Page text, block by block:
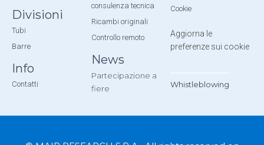
Divisioni
Tubi
Barre
Info
Contatti
consulenza tecnica
Ricambi originali
Controllo remoto
News
Partecipazione a
fiere
Cookie
Aggiorna le
preferenze sui cookie
Whistleblowing